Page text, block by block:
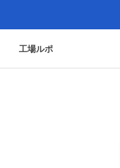
工場ルポ